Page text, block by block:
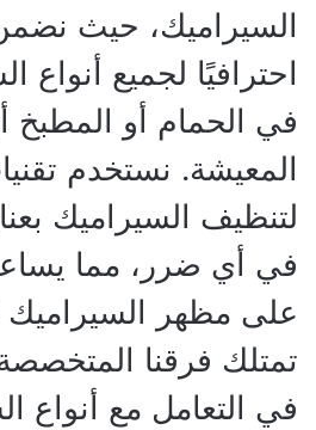
السيراميك، حيث
احترافيًا لجميع أنواع
في الحمام أو
المعيشة. نستخدم
لتنظيف السيراميك
في أي ضرر، مما
على مظهر السيراميك
تمتلك فرقنا
في التعامل مع أنواع